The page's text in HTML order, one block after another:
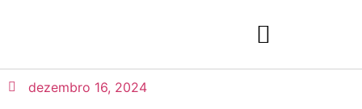
dezembro 16, 2024